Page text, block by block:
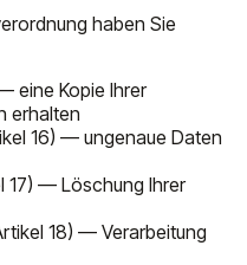
haben Sie
eine Kopie Ihrer
erhalten
16) — ungenaue Daten
17) — Löschung Ihrer
18) — Verarbeitung